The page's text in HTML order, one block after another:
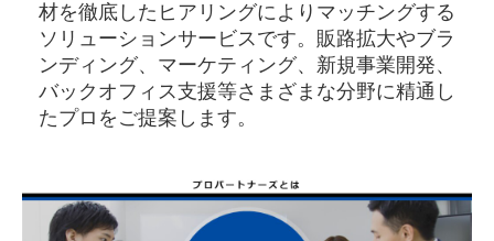
材を徹底したヒアリングによりマッチングする
ソリューションサービスです。販路拡⼤やブラ
ンディング、マーケティング、新規事業開発、
バックオフィス⽀援等さまざまな分野に精通し
たプロをご提案します。